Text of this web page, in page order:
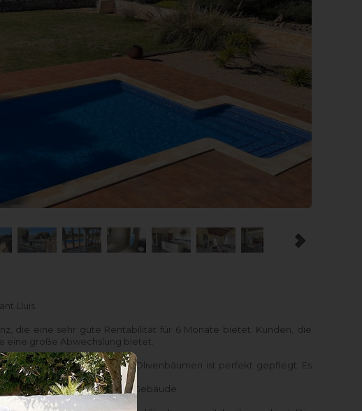
Lluis.
die eine sehr gute Rentabilität für 6 Monate bietet. Kunden, die
eine große Abwechslung bietet.
, Kiefern- und wilden Olivenbäumen ist perfekt gepflegt. Es
erfordert als ältere Gebäude.